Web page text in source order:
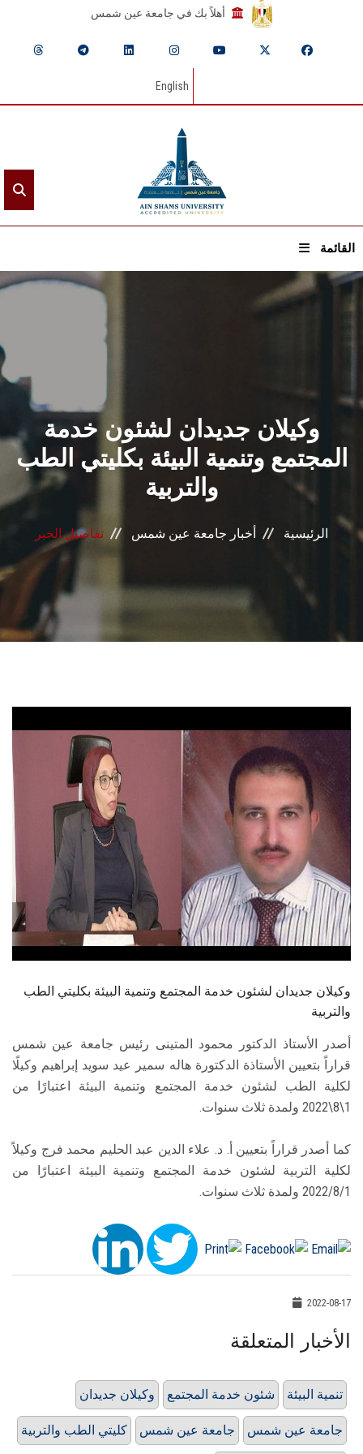
أهلاً بك في جامعة عين شمس
English
القائمة
الرئيسيـة
القطاعـات
الشئون الأكاديمية
البحث العلمي
المراكز والوحدات
الأنظمة الذكية
هيئة التدريس
الدراسات العليا
الخريجين
الموظفون
الزائـرون
وكيلان جديدان لشئون خدمة
المجتمع وتنمية البيئة بكليتي الطب
والتربية
الرئيسية أخبار جامعة عين شمس تفاصيل الخبر
وكيلان جديدان لشئون خدمة المجتمع وتنمية البيئة بكليتي الطب
والتربية
أصدر الأستاذ الدكتور محمود المتينى رئيس جامعة عين شمس
قراراً بتعيين الأستاذة الدكتورة هاله سمير عيد سويد إبراهيم وكيلًا
لكلية الطب لشئون خدمة المجتمع وتنمية البيئة اعتبارًا من
1\8\2022 ولمدة ثلاث سنوات.
كما أصدر قراراً بتعيين أ. د. علاء الدين عبد الحليم محمد فرج وكيلاً
لكلية التربية لشئون خدمة المجتمع وتنمية البيئة اعتبارًا من
2022/8/1 ولمدة ثلاث سنوات.
2022-08-17
الأخبار المتعلقة
وكيلان جديدان شئون خدمة المجتمع تنمية البيئة
كليتي الطب والتربية جامعة عين شمس جامعة عين شمس